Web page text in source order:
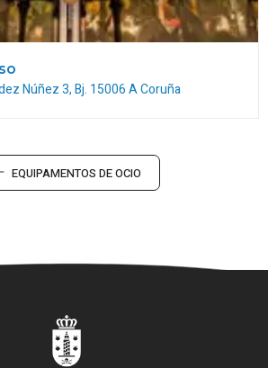
Núñez 3, Bj. 15006A Coruña
EQUIPAMENTOS DE OCIO